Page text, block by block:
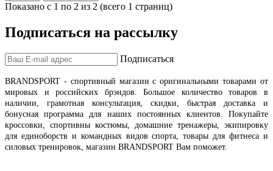
Показано с 1 по 2 из 2 (всего 1 страниц)
Подписаться на рассылку
Подписаться
BRANDSPORT - спортивный магазин с оригинальными товарами от
мировых и российских брэндов .Большое количество товаров в
наличии, грамотная консультация, скидки, быстрая доставка и
бонусная программа для наших постоянных клиентов. Покупайте
кроссовки, спортивны костюмы, домашние тренажеры, экипировку
для единоборств и командных видов спорта, товары для фитнеса и
силовых тренировок, магазин BRANDSPORT Вам поможет.